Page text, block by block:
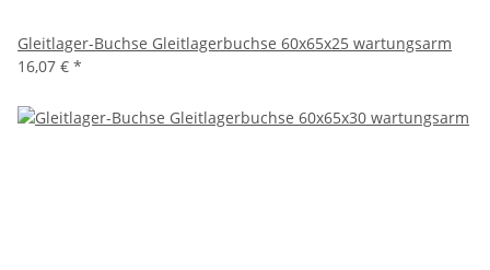
Gleitlager-Buchse Gleitlagerbuchse 60x65x25 wartungsarm
16,07 € *